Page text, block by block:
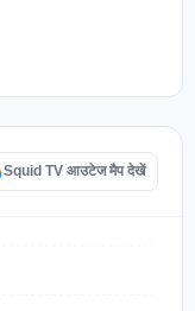
Squid TV आउटेज मैप देखें